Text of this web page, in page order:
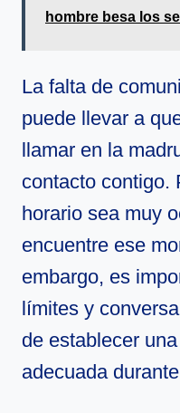
hombre besa los
La falta de
puede llevar a
llamar en la
contacto contigo.
horario sea muy
encuentre ese
embargo, es
límites y
de establecer
adecuada